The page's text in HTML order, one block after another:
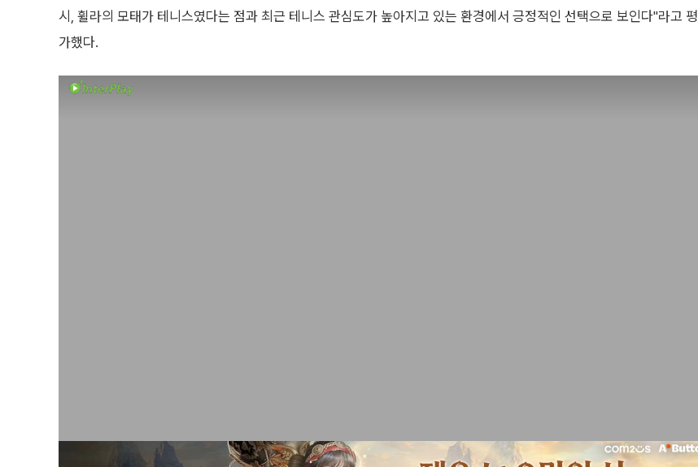
시, 휠라의 모태가 테니스였다는 점과 최근 테니스 관심도가 높아지고 있는 환경에서 긍정적인 선택으로 보인다"라고 평
가했다.